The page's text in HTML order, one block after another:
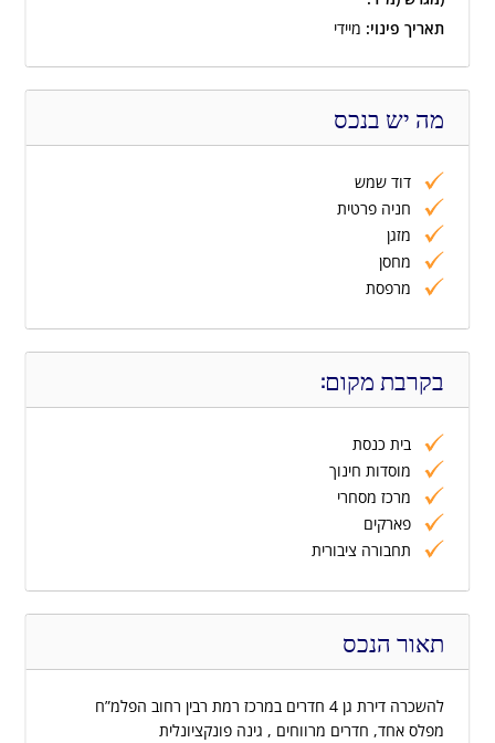
תאריך פינוי: מיידי
מה יש בנכס
דוד שמש
חניה פרטית
מזגן
מחסן
מרפסת
בקרבת מקום:
בית כנסת
מוסדות חינוך
מרכז מסחרי
פארקים
תחבורה ציבורית
תאור הנכס
להשכרה דירת גן 4 חדרים במרכז רמת רבין רחוב הפלמ”ח
מפלס אחד, חדרים מרווחים , גינה פונקציונלית